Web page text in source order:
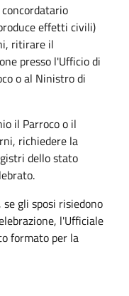
effetti civili)
ritirare il
presso l'Ufficio di
o al Ninistro di
il Parroco o il
richiedere la
dello stato
gli sposi risiedono
l'Ufficiale
formato per la